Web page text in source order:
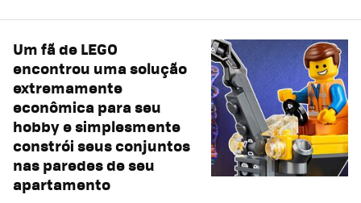
Um fã de LEGO
encontrou uma solução
extremamente
econômica para seu
hobby e simplesmente
constrói seus conjuntos
nas paredes de seu
apartamento